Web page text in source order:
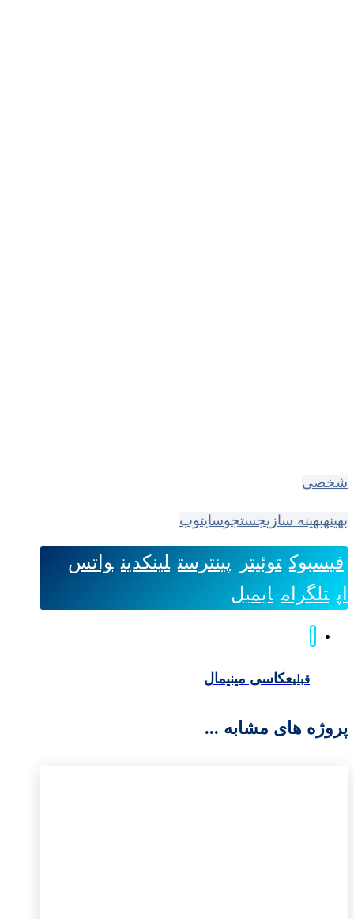
شخصی
بهینهبهینه سازیجستجوسایتوب
فیسبوک توئیتر پینترست لینکدین واتس
اپ تلگرام ایمیل
قبلیعکاسی مینیمال
پروژه های مشابه ...